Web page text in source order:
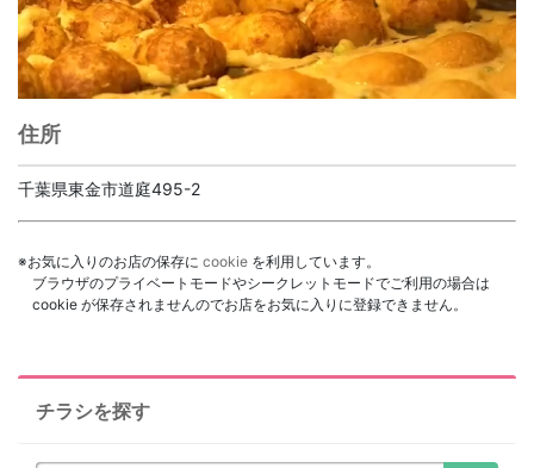
住所
千葉県東金市道庭495-2
※お気に入りのお店の保存に cookie を利用しています。
ブラウザのプライベートモードやシークレットモードでご利用の場合は
cookie が保存されませんのでお店をお気に入りに登録できません。
チラシを探す